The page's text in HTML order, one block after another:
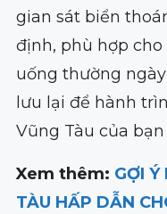
gian sát biển
định, phù hợp
uống thường
lưu lại để hành
Vũng Tàu của
Xem thêm: GỢI Ý
TÀU HẤP DẪN